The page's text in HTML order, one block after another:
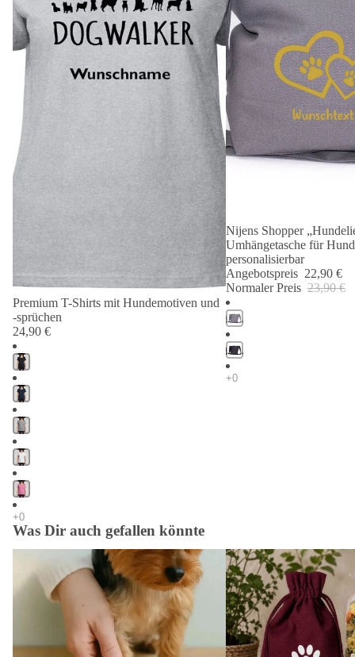
Premium T-Shirts mit Hundemotiven und
-sprüchen
24,90 €
Angebot 🐾
Nijens Shopper
Umhängetasche für
personalisierbar
Angebotspreis 22,90 €
Normaler Preis 23,90 €
Was Dir auch gefallen könnte
Pfotenabdruck Sets Hund & Katze – 3D
Abdrücke ohne Schmiererei
Geschenke für
Hundebesitzer –
mehr